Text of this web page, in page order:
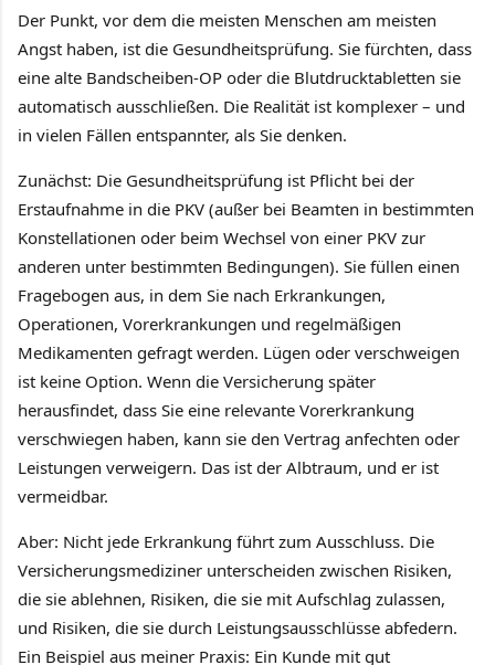
Der Punkt, vor dem die meisten Menschen am meisten
Angst haben, ist die Gesundheitsprüfung. Sie fürchten, dass
eine alte Bandscheiben-OP oder die Blutdrucktabletten sie
automatisch ausschließen. Die Realität ist komplexer – und
in vielen Fällen entspannter, als Sie denken.
Zunächst: Die Gesundheitsprüfung ist Pflicht bei der
Erstaufnahme in die PKV (außer bei Beamten in bestimmten
Konstellationen oder beim Wechsel von einer PKV zur
anderen unter bestimmten Bedingungen). Sie füllen einen
Fragebogen aus, in dem Sie nach Erkrankungen,
Operationen, Vorerkrankungen und regelmäßigen
Medikamenten gefragt werden. Lügen oder verschweigen
ist keine Option. Wenn die Versicherung später
herausfindet, dass Sie eine relevante Vorerkrankung
verschwiegen haben, kann sie den Vertrag anfechten oder
Leistungen verweigern. Das ist der Albtraum, und er ist
vermeidbar.
Aber: Nicht jede Erkrankung führt zum Ausschluss. Die
Versicherungsmediziner unterscheiden zwischen Risiken,
die sie ablehnen, Risiken, die sie mit Aufschlag zulassen,
und Risiken, die sie durch Leistungsausschlüsse abfedern.
Ein Beispiel aus meiner Praxis: Ein Kunde mit gut